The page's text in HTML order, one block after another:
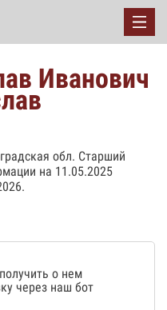
Иванович
обл. Старший
на 11.05.2025
о нем
через наш бот